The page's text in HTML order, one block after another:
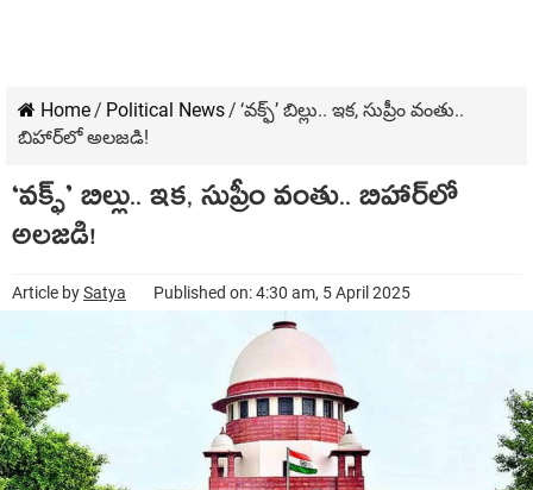
Home/ Political News/ ‘వ‌క్ఫ్’ బిల్లు.. ఇక‌, సుప్రీం వంతు..
బిహార్‌లో అల‌జ‌డి!
‘వ‌క్ఫ్’ బిల్లు.. ఇక‌, సుప్రీం వంతు.. బిహార్‌లో
అల‌జ‌డి!
Article bySatya Published on: 4:30 am, 5 April 2025